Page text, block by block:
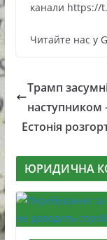
канали https://
Читайте нас у
Трамп
Естонія
ЮРИДИЧНА